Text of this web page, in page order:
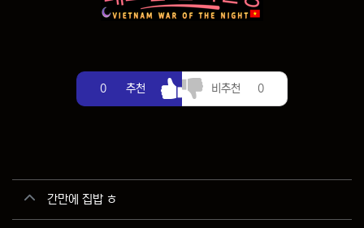
0 추천 추천 비추천 0
비추천
관련자료
간만에 집밥 ㅎ